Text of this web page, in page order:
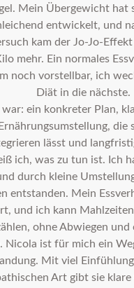
Mein Übergewicht hat
entwickelt, und
kam der Jo-Jo-
mehr. Ein normales
noch vorstellbar, ich
Diät in die nächste.
ein konkreter Plan,
die
lässt und
ich, was zu tun ist. Ich
durch kleine
entstanden. Mein
und ich kann
ohne Abwiegen und
Nicola ist für mich ein
Mit viel
Art gibt sie